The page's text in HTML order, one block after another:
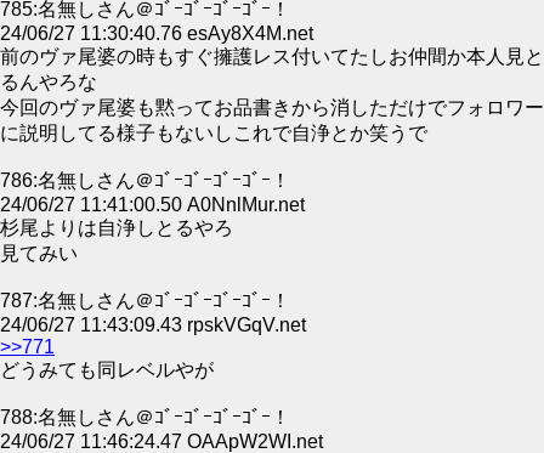
785:名無しさん＠ｺﾞｰｺﾞｰｺﾞｰｺﾞｰ！
24/06/27 11:30:40.76 esAy8X4M.net
前のヴァ尾婆の時もすぐ擁護レス付いてたしお仲間か本人見と
るんやろな
今回のヴァ尾婆も黙ってお品書きから消しただけでフォロワー
に説明してる様子もないしこれで自浄とか笑うで
786:名無しさん＠ｺﾞｰｺﾞｰｺﾞｰｺﾞｰ！
24/06/27 11:41:00.50 A0NnlMur.net
杉尾よりは自浄しとるやろ
見てみい
787:名無しさん＠ｺﾞｰｺﾞｰｺﾞｰｺﾞｰ！
24/06/27 11:43:09.43 rpskVGqV.net
>>771
どうみても同レベルやが
788:名無しさん＠ｺﾞｰｺﾞｰｺﾞｰｺﾞｰ！
24/06/27 11:46:24.47 OAApW2WI.net